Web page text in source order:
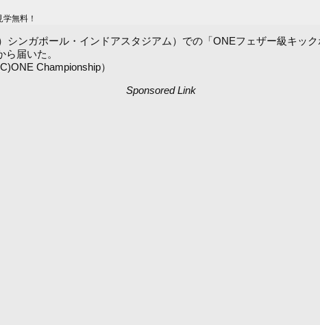
無料！
ンガポール・インドアスタジアム）での「ONEフェザー級キッ
届いた。
Championship）
Sponsored Link